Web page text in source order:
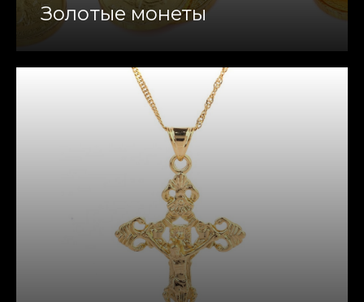
Золотые монеты